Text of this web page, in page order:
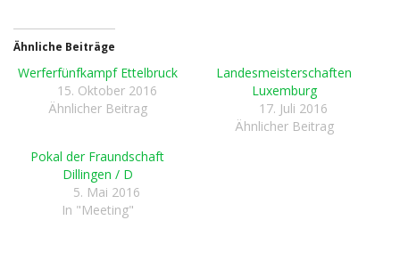
Ähnliche Beiträge
Werferfünfkampf Ettelbruck
15. Oktober 2016
Ähnlicher Beitrag
Landesmeisterschaften
Luxemburg
17. Juli 2016
Ähnlicher Beitrag
Pokal der Fraundschaft
Dillingen / D
5. Mai 2016
In "Meeting"